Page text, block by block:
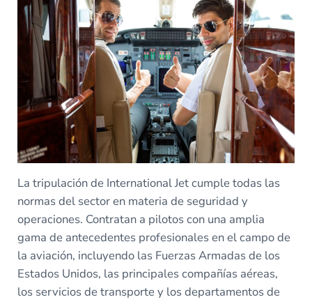
La tripulación de International Jet cumple todas las
normas del sector en materia de seguridad y
operaciones. Contratan a pilotos con una amplia
gama de antecedentes profesionales en el campo de
la aviación, incluyendo las Fuerzas Armadas de los
Estados Unidos, las principales compañías aéreas,
los servicios de transporte y los departamentos de